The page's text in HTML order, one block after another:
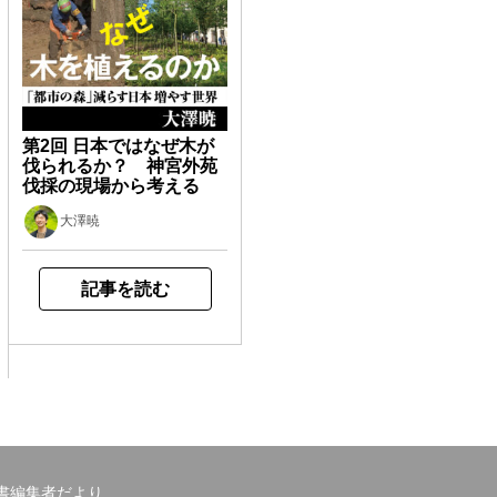
第2回 日本ではなぜ木が
伐られるか？ 神宮外苑
伐採の現場から考える
大澤暁
記事を読む
編集者だより